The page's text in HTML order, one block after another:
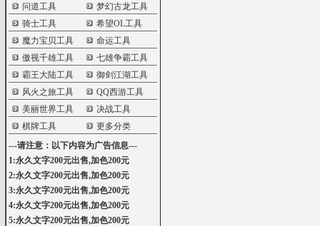
问道工具
梦幻古龙工具
骑士工具
希望OL工具
魔力宝贝工具
命运工具
傲视千雄工具
七雄争霸工具
霸王大陆工具
御剑江湖工具
风火之旅工具
QQ西游工具
美丽世界工具
决战工具
棋牌工具
更多分类
---请注意：以下内容为广告信息---
1:永久文字200元出售,加色200元
2:永久文字200元出售,加色200元
3:永久文字200元出售,加色200元
4:永久文字200元出售,加色200元
5:永久文字200元出售,加色200元